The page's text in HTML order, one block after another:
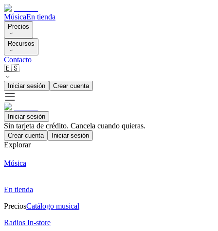
MúsicaEn tienda
Precios
Recursos
Contacto
🇪🇸
Iniciar sesión Crear cuenta
Iniciar sesión
Sin tarjeta de crédito. Cancela cuando quieras.
Crear cuenta Iniciar sesión
Explorar
Música
En tienda
PreciosCatálogo musical
Radios In-store